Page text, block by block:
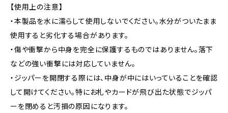
【使用上の注意】
・本製品を水に濡らして使用しないでください。水分がついたまま
使用すると劣化する場合があります。
・傷や衝撃から中身を完全に保護するものではありません。落下
などの強い衝撃には対応していません。
・ジッパーを開閉する際には、中身が中にはいっていることを確認
して開けてください。特にお札やカードが飛び出た状態でジッパ
ーを閉めると汚損の原因になります。